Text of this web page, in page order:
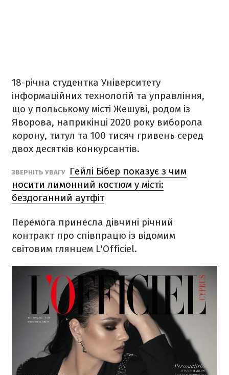
18-річна студентка Університету
інформаційних технологій та управління,
що у польському місті Жешуві, родом із
Яворова, наприкінці 2020 року виборола
корону, титул та 100 тисяч гривень серед
двох десятків конкурсантів.
ЗВЕРНІТЬ УВАГУ
Гейлі Бібер показує з чим
носити лимонний костюм у місті:
бездоганний аутфіт
Перемога принесла дівчині річний
контракт про співпрацю із відомим
світовим глянцем L'Officiel.